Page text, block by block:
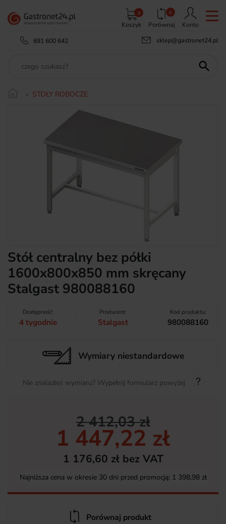
Koszyk
0 0
Porównaj
Konto
691 600 642
sklep@gastronet24.pl

STOŁY ROBOCZE
Stół centralny bez półki
1600x800x850 mm skręcany
Stalgast 980088160
Dostępność:
4 tygodnie
Producent:
Stalgast
Kod produktu:
980088160
Wymiary niestandardowe
Nie znalazłeś wymiaru? Wypełnij formularz powyżej
2 412,03 zł
1 447,22 zł
1 176,60 zł bez VAT
Najniższa cena w okresie 30 dni przed promocją: 1 398,98 zł
Porównaj produkt